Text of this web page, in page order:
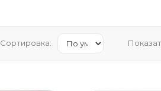
Сортировка: